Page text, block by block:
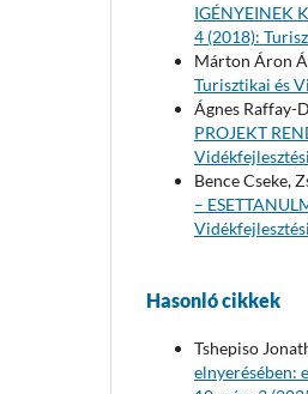
IGÉNYEINEK
4 (2018):
Márton Áron
Turisztikai és
Ágnes Raffay-
PROJEKT
Bence Cseke,
–
Hasonló cikkek
Tshepiso
elnyerésében: